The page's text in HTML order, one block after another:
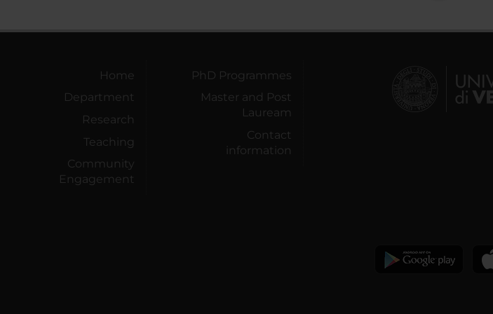
Home
Department
Research
Teaching
Community
Engagement
PhD Programmes
Master and Post
Lauream
Contact
information